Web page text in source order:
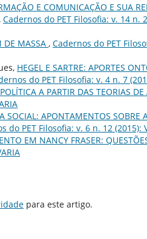
E COMUNICAÇÃO E SUA
Cadernos do PET Filosofia: v. 14 n.
DE MASSA , Cadernos do PET
HEGEL E SARTRE: APORTES
do PET Filosofia: v. 4 n. 7
A PARTIR DAS TEORIAS
SOCIAL: APONTAMENTOS SOBRE
do PET Filosofia: v. 6 n. 12 (2015):
EM NANCY FRASER:
para este artigo.